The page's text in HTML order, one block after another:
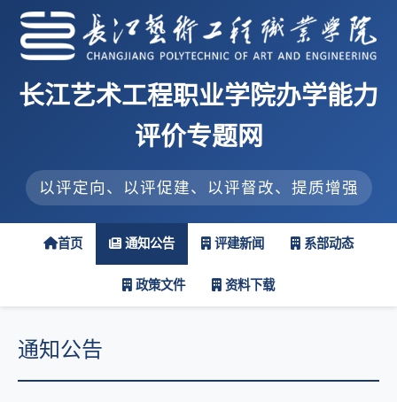
长江艺术工程职业学院办学能力
评价专题网
以评定向、以评促建、以评督改、提质增强
首页 通知公告 评建新闻 系部动态
政策文件 资料下载
通知公告